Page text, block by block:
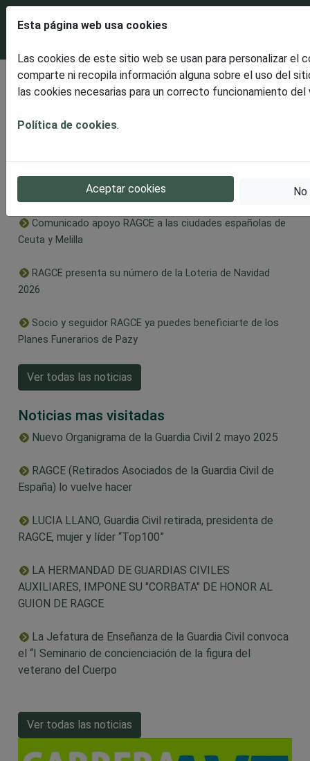
Últimas noticias
TOTAL
Solidaria, dedicada este año al Alzheimer en apoyo a
Comunicado apoyo RAGCE a las ciudades españolas de
Ceuta y Melilla
RAGCE presenta su número de la Loteria de Navidad
2026
Socio y seguidor RAGCE ya puedes beneficiarte de los
Planes Funerarios de Pazy
Ver todas las noticias
Noticias mas visitadas
Nuevo Organigrama de la Guardia Civil 2 mayo 2025
RAGCE (Retirados Asociados de la Guardia Civil de
España) lo vuelve hacer
LUCIA LLANO, Guardia Civil retirada, presidenta de
RAGCE, mujer y líder “Top100”
LA HERMANDAD DE GUARDIAS CIVILES
AUXILIARES, IMPONE SU "CORBATA" DE HONOR AL
GUION DE RAGCE
La Jefatura de Enseñanza de la Guardia Civil convoca
el “I Seminario de concienciación de la figura del
veterano del Cuerpo
Ver todas las noticias
Esta página web usa cookies
Las cookies de este sitio web se usan para personalizar el
comparte ni recopila información alguna sobre el uso del
las cookies necesarias para un correcto funcionamiento del
Política de cookies.
Aceptar cookies